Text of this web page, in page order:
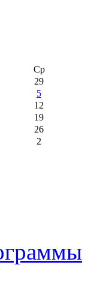
Ср
29
5
12
19
26
2